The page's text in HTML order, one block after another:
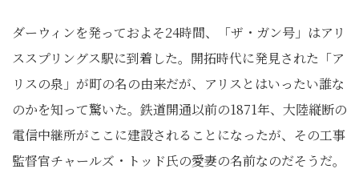
ダーウィンを発っておよそ24時間、「ザ・ガン号」はアリ
ススプリングス駅に到着した。開拓時代に発見された「ア
リスの泉」が町の名の由来だが、アリスとはいったい誰な
のかを知って驚いた。鉄道開通以前の1871年、大陸縦断の
電信中継所がここに建設されることになったが、その工事
監督官チャールズ・トッド氏の愛妻の名前なのだそうだ。